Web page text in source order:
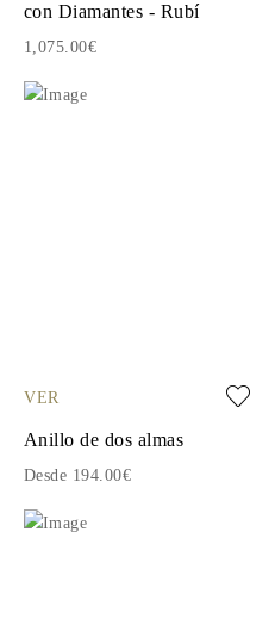
con Diamantes - Rubí
1,075.00€
VER
Anillo de dos almas
Desde 194.00€